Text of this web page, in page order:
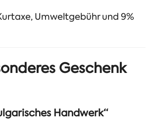
Umweltgebühr und 9%
Geschenk
Handwerk“